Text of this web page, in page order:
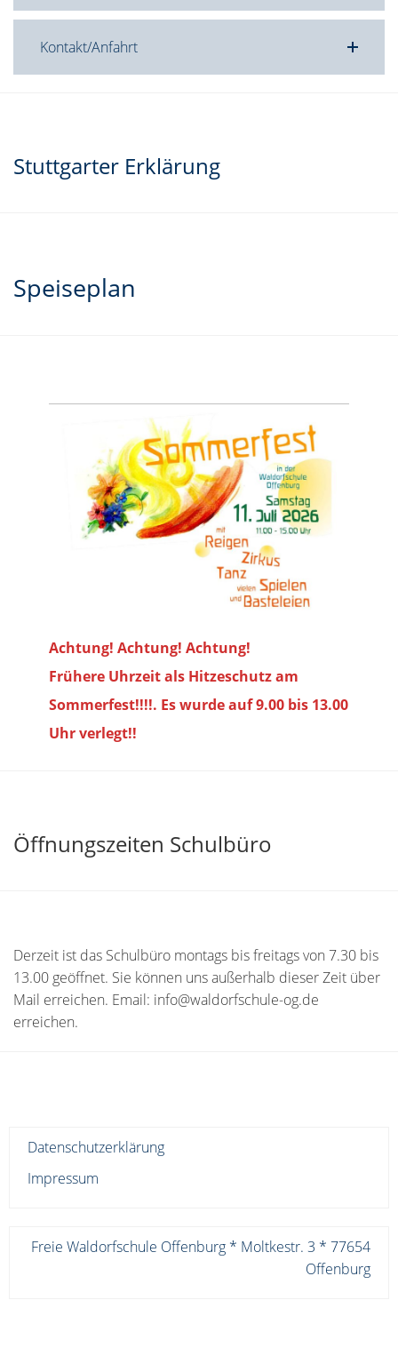
Kontakt/Anfahrt
Stuttgarter Erklärung
Speiseplan
Achtung! Achtung! Achtung!
Frühere Uhrzeit als Hitzeschutz am
Sommerfest!!!!. Es wurde auf 9.00 bis 13.00
Uhr verlegt!!
Öffnungszeiten Schulbüro
Derzeit ist das Schulbüro montags bis freitags von 7.30 bis
13.00 geöffnet. Sie können uns außerhalb dieser Zeit über
Mail erreichen. Email: info@waldorfschule-og.de
erreichen.
Datenschutzerklärung
Impressum
Freie Waldorfschule Offenburg * Moltkestr. 3 * 77654
Offenburg